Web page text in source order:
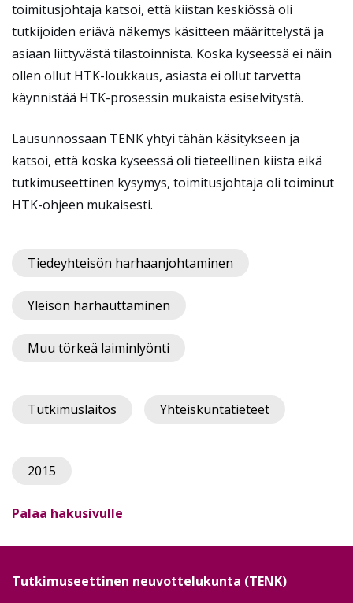
toimitusjohtaja katsoi, että kiistan keskiössä oli
tutkijoiden eriävä näkemys käsitteen määrittelystä ja
asiaan liittyvästä tilastoinnista. Koska kyseessä ei näin
ollen ollut HTK-loukkaus, asiasta ei ollut tarvetta
käynnistää HTK-prosessin mukaista esiselvitystä.
Lausunnossaan TENK yhtyi tähän käsitykseen ja
katsoi, että koska kyseessä oli tieteellinen kiista eikä
tutkimuseettinen kysymys, toimitusjohtaja oli toiminut
HTK-ohjeen mukaisesti.
Tiedeyhteisön harhaanjohtaminen
Yleisön harhauttaminen
Muu törkeä laiminlyönti
Tutkimuslaitos Yhteiskuntatieteet
2015
Palaa hakusivulle
Tutkimuseettinen neuvottelukunta (TENK)